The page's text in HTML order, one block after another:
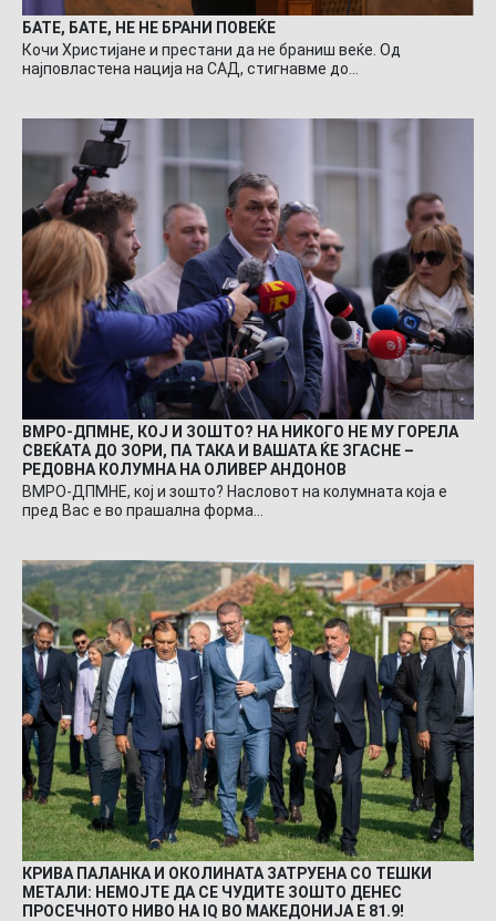
БАТЕ, БАТЕ, НЕ НЕ БРАНИ ПОВЕЌЕ
Кочи Христијане и престани да не браниш веќе. Од
најповластена нација на САД, стигнавме до…
ВМРО-ДПМНЕ, КОЈ И ЗОШТО? НА НИКОГО НЕ МУ ГОРЕЛА
СВЕЌАТА ДО ЗОРИ, ПА ТАКА И ВАШАТА ЌЕ ЗГАСНЕ –
РЕДОВНА КОЛУМНА НА ОЛИВЕР АНДОНОВ
ВМРО-ДПМНЕ, кој и зошто? Насловот на колумната која е
пред Вас е во прашална форма…
КРИВА ПАЛАНКА И ОКОЛИНАТА ЗАТРУЕНА СО ТЕШКИ
МЕТАЛИ: НЕМОЈТЕ ДА СЕ ЧУДИТЕ ЗОШТО ДЕНЕС
ПРОСЕЧНОТО НИВО НА IQ ВО МАКЕДОНИЈА Е 81.9!